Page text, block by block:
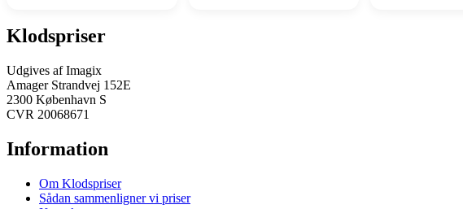
Klodspriser
Udgives af Imagix
Amager Strandvej 152E
2300 København S
CVR 20068671
Information
Om Klodspriser
Sådan sammenligner vi priser